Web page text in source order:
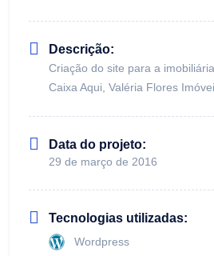
Descrição:
Criação do site para a
Caixa Aqui, Valéria Flores
Data do projeto:
29 de março de 2016
Tecnologias utilizadas:
Wordpress